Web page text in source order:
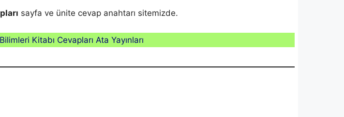
sayfa ve ünite cevap anahtarı sitemizde.
Kitabı Cevapları Ata Yayınları